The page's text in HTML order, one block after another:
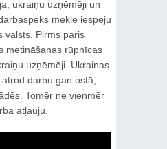
ukraiņu uzņēmēji un
meklē iespēju
valsts. Pirms pāris
metināšanas rūpnīcas
uzņēmēji. Ukrainas
darbu gan ostā,
Tomēr ne vienmēr
atļauju.